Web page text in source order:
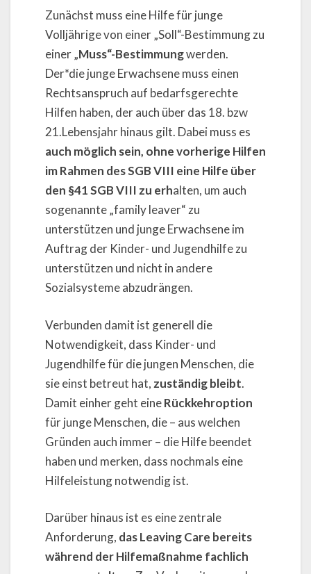
Zunächst muss eine Hilfe für junge
Volljährige von einer „Soll“-Bestimmung zu
einer „Muss“-Bestimmungwerden.
Der*die junge Erwachsene muss einen
Rechtsanspruch auf bedarfsgerechte
Hilfen haben, der auch über das 18. bzw
21.Lebensjahr hinaus gilt. Dabei muss es
auch möglich sein, ohne vorherige Hilfen
im Rahmen des SGB VIII eine Hilfe über
den §41 SGB VIII zu erhalten, um auch
sogenannte „family leaver“ zu
unterstützen und junge Erwachsene im
Auftrag der Kinder- und Jugendhilfe zu
unterstützen und nicht in andere
Sozialsysteme abzudrängen.
Verbunden damit ist generell die
Notwendigkeit, dass Kinder- und
Jugendhilfe für die jungen Menschen, die
sie einst betreut hat, zuständig bleibt.
Damit einher geht eineRückkehroption
für junge Menschen, die – aus welchen
Gründen auch immer – die Hilfe beendet
haben und merken, dass nochmals eine
Hilfeleistung notwendig ist.
Darüber hinaus ist es eine zentrale
Anforderung, das Leaving Care bereits
während der Hilfemaßnahme fachlich